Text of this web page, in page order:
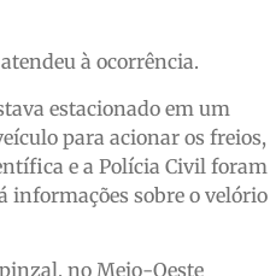
à ocorrência.
estacionado em um
para acionar os freios,
e a Polícia Civil foram
informações sobre o velório
no Meio-Oeste